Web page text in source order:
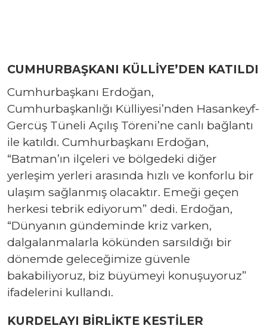
CUMHURBAŞKANI KÜLLİYE’DEN KATILDI
Cumhurbaşkanı Erdoğan,
Cumhurbaşkanlığı Külliyesi’nden Hasankeyf-
Gercüş Tüneli Açılış Töreni’ne canlı bağlantı
ile katıldı. Cumhurbaşkanı Erdoğan,
“Batman’ın ilçeleri ve bölgedeki diğer
yerleşim yerleri arasında hızlı ve konforlu bir
ulaşım sağlanmış olacaktır. Emeği geçen
herkesi tebrik ediyorum” dedi. Erdoğan,
“Dünyanın gündeminde kriz varken,
dalgalanmalarla kökünden sarsıldığı bir
dönemde geleceğimize güvenle
bakabiliyoruz, biz büyümeyi konuşuyoruz”
ifadelerini kullandı.
KURDELAYI BİRLİKTE KESTİLER